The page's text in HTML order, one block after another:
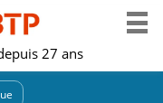
27 ans